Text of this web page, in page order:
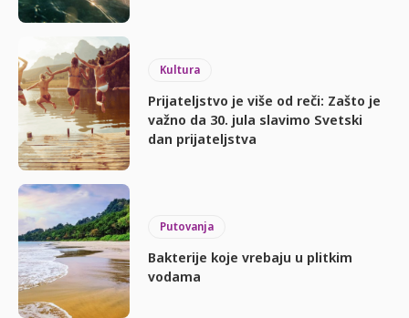
Kultura
Prijateljstvo je više od reči: Zašto je
važno da 30. jula slavimo Svetski
dan prijateljstva
Putovanja
Bakterije koje vrebaju u plitkim
vodama